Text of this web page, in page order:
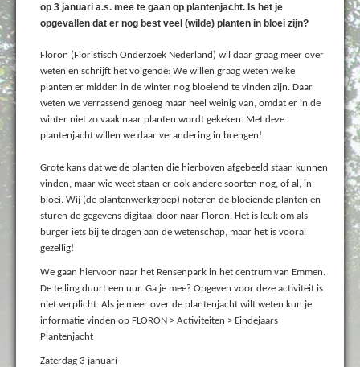
op 3 januari a.s. mee te gaan op plantenjacht. Is het je
opgevallen dat er nog best veel (wilde) planten in bloei zijn?
Floron (Floristisch Onderzoek Nederland) wil daar graag meer over
weten en schrijft het volgende: We willen graag weten welke
planten er midden in de winter nog bloeiend te vinden zijn. Daar
weten we verrassend genoeg maar heel weinig van, omdat er in de
winter niet zo vaak naar planten wordt gekeken. Met deze
plantenjacht willen we daar verandering in brengen!
Grote kans dat we de planten die hierboven afgebeeld staan kunnen
vinden, maar wie weet staan er ook andere soorten nog, of al, in
bloei. Wij (de plantenwerkgroep) noteren de bloeiende planten en
sturen de gegevens digitaal door naar Floron. Het is leuk om als
burger iets bij te dragen aan de wetenschap, maar het is vooral
gezellig!
We gaan hiervoor naar het Rensenpark in het centrum van Emmen.
De telling duurt een uur. Ga je mee? Opgeven voor deze activiteit is
niet verplicht. Als je meer over de plantenjacht wilt weten kun je
informatie vinden op FLORON > Activiteiten > Eindejaars
Plantenjacht
Zaterdag 3 januari